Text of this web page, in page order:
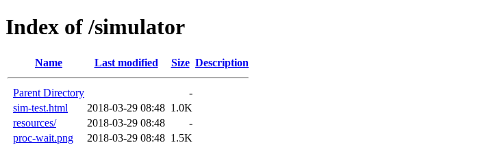
Index of /simulator
Name Last modified Size Description
Parent Directory
-
sim-test.html
2018-03-29 08:48 1.0K
resources/
2018-03-29 08:48
-
proc-wait.png
2018-03-29 08:48 1.5K